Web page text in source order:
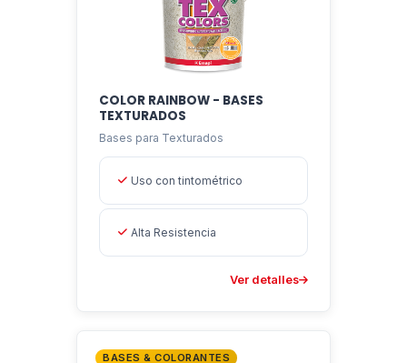
COLOR RAINBOW - BASES
TEXTURADOS
Bases para Texturados
Uso con tintométrico
Alta Resistencia
Ver detalles
BASES & COLORANTES